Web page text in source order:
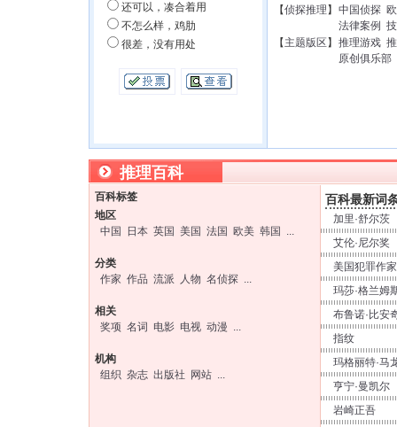
还可以，凑合着用
不怎么样，鸡肋
很差，没有用处
【侦探推理 】 中国侦探
法律案例
【 主题版区 】 推理游戏
原创俱乐部
推理百科
百科标签
地区
中国
日本 英国 美国 法国 欧美 韩国 ...
分类
作家 作品 流派 人物 名侦探 ...
相关
奖项 名词 电影 电视 动漫 ...
机构
组织 杂志 出版社 网站 ...
百科最新词
加里·舒尔茨
艾伦·尼尔奖
美国犯罪作
玛莎·格兰姆
布鲁诺·比安
指纹
玛格丽特·马
亨宁·曼凯尔
岩崎正吾